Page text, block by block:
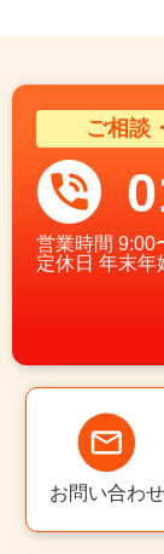
ご相談
営業時間 9:00
定休日 年末年
お問い合わせ